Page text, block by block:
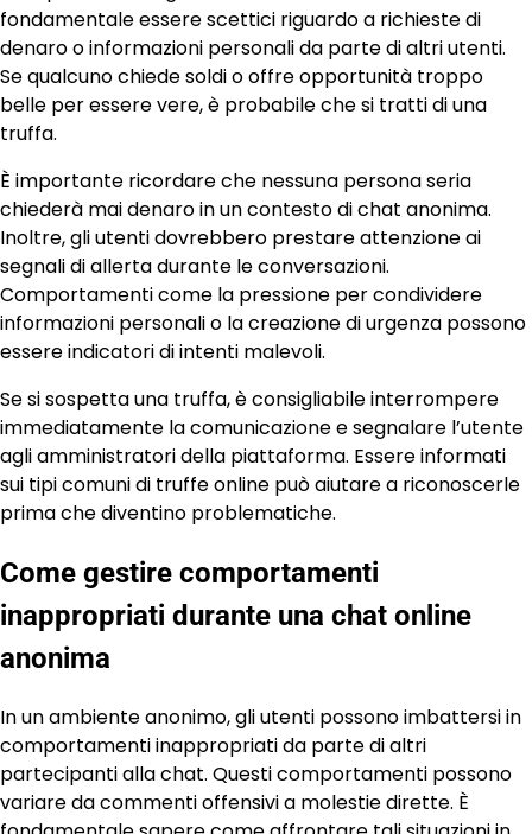
fondamentale essere scettici riguardo a richieste di
denaro o informazioni personali da parte di altri utenti.
Se qualcuno chiede soldi o offre opportunità troppo
belle per essere vere, è probabile che si tratti di una
truffa.
È importante ricordare che nessuna persona seria
chiederà mai denaro in un contesto di chat anonima.
Inoltre, gli utenti dovrebbero prestare attenzione ai
segnali di allerta durante le conversazioni.
Comportamenti come la pressione per condividere
informazioni personali o la creazione di urgenza possono
essere indicatori di intenti malevoli.
Se si sospetta una truffa, è consigliabile interrompere
immediatamente la comunicazione e segnalare l’utente
agli amministratori della piattaforma. Essere informati
sui tipi comuni di truffe online può aiutare a riconoscerle
prima che diventino problematiche.
Come gestire comportamenti
inappropriati durante una chat online
anonima
In un ambiente anonimo, gli utenti possono imbattersi in
comportamenti inappropriati da parte di altri
partecipanti alla chat. Questi comportamenti possono
variare da commenti offensivi a molestie dirette. È